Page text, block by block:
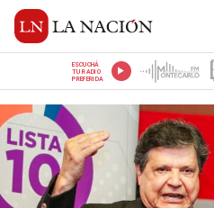
ESCUCHÁ
TU RADIO
PREFERIDA